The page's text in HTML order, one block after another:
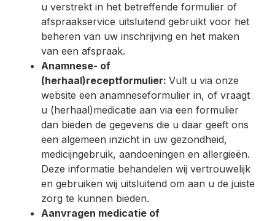
u verstrekt in het betreffende formulier of
afspraakservice uitsluitend gebruikt voor het
beheren van uw inschrijving en het maken
van een afspraak.
Anamnese- of
(herhaal)receptformulier: Vult u via onze
website een anamneseformulier in, of vraagt
u (herhaal)medicatie aan via een formulier
dan bieden de gegevens die u daar geeft ons
een algemeen inzicht in uw gezondheid,
medicijngebruik, aandoeningen en allergieën.
Deze informatie behandelen wij vertrouwelijk
en gebruiken wij uitsluitend om aan u de juiste
zorg te kunnen bieden.
Aanvragen medicatie of